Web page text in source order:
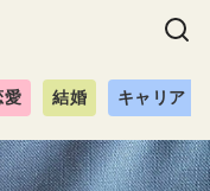
愛 結婚 キャリア